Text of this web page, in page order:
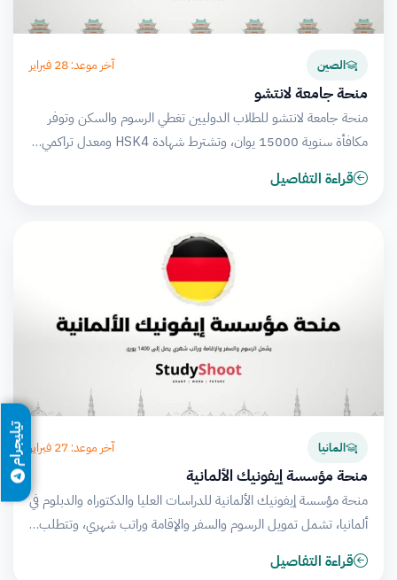
الصين آخر موعد: 28 فبراير
منحة جامعة لانتشو
منحة جامعة لانتشو للطلاب الدوليين تغطي الرسوم والسكن وتوفر
مكافأة سنوية 15000 يوان، وتشترط شهادة HSK4 ومعدل تراكمي…
قراءة التفاصيل
المانيا آخر موعد: 27 فبراير
منحة مؤسسة إيفونيك الألمانية
منحة مؤسسة إيفونيك الألمانية للدراسات العليا والدكتوراه والدبلوم في
ألمانيا، تشمل تمويل الرسوم والسفر والإقامة وراتب شهري، وتتطلب…
قراءة التفاصيل
تيليجرام